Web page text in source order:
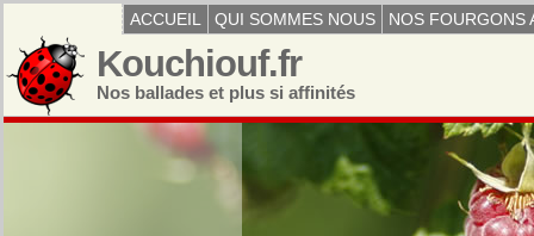
ACCUEIL QUI SOMMES NOUS NOS FOURGONS
Kouchiouf.fr
Nos ballades et plus si affinités